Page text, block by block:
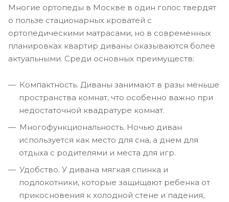
Многие ортопеды в Москве в один голос твердят
о пользе стационарных кроватей с
ортопедическими матрасами, но в современных
планировках квартир диваны оказываются более
актуальными. Среди основных преимуществ:
Компактность. Диваны занимают в разы меньше
пространства комнат, что особенно важно при
недостаточной квадратуре комнат.
Многофункциональность. Ночью диван
используется как место для сна, а днем для
отдыха с родителями и места для игр.
Удобство. У дивана мягкая спинка и
подлокотники, которые защищают ребенка от
прикосновения к холодной стене и падения,